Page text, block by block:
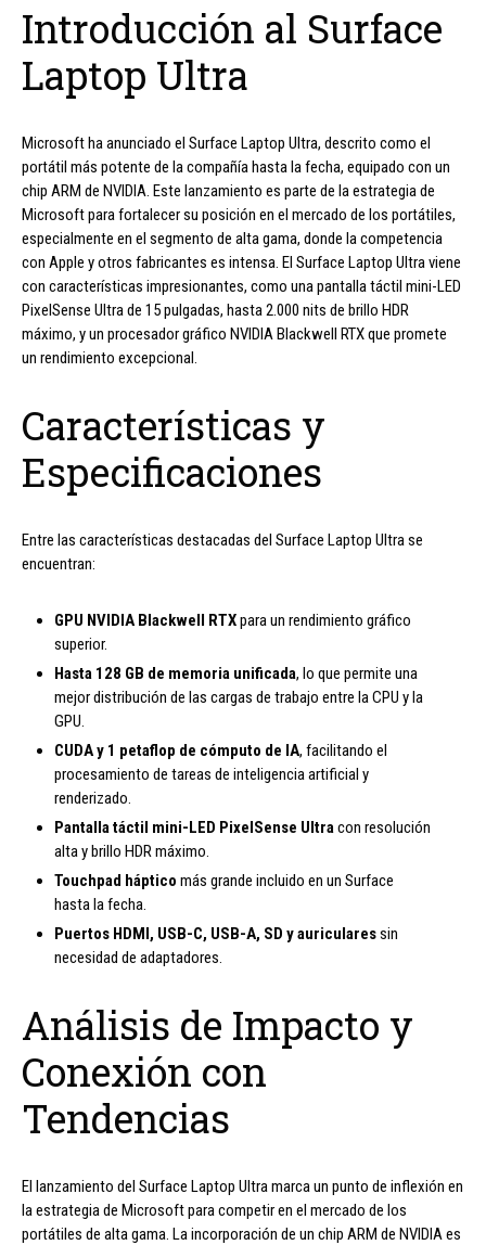
Introducción al Surface
Laptop Ultra
Microsoft ha anunciado el Surface Laptop Ultra, descrito como el
portátil más potente de la compañía hasta la fecha, equipado con un
chip ARM de NVIDIA. Este lanzamiento es parte de la estrategia de
Microsoft para fortalecer su posición en el mercado de los portátiles,
especialmente en el segmento de alta gama, donde la competencia
con Apple y otros fabricantes es intensa. El Surface Laptop Ultra viene
con características impresionantes, como una pantalla táctil mini-LED
PixelSense Ultra de 15 pulgadas, hasta 2.000 nits de brillo HDR
máximo, y un procesador gráfico NVIDIA Blackwell RTX que promete
un rendimiento excepcional.
Características y
Especificaciones
Entre las características destacadas del Surface Laptop Ultra se
encuentran:
GPU NVIDIA Blackwell RTXpara un rendimiento gráfico
superior.
Hasta 128 GB de memoria unificada, lo que permite una
mejor distribución de las cargas de trabajo entre la CPU y la
GPU.
CUDA y 1 petaflop de cómputo de IA, facilitando el
procesamiento de tareas de inteligencia artificial y
renderizado.
Pantalla táctil mini-LED PixelSense Ultracon resolución
alta y brillo HDR máximo.
Touchpad háptico más grande incluido en un Surface
hasta la fecha.
Puertos HDMI, USB-C, USB-A, SD y auricularessin
necesidad de adaptadores.
Análisis de Impacto y
Conexión con
Tendencias
El lanzamiento del Surface Laptop Ultra marca un punto de inflexión en
la estrategia de Microsoft para competir en el mercado de los
portátiles de alta gama. La incorporación de un chip ARM de NVIDIA es